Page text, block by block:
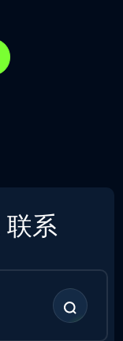
联系